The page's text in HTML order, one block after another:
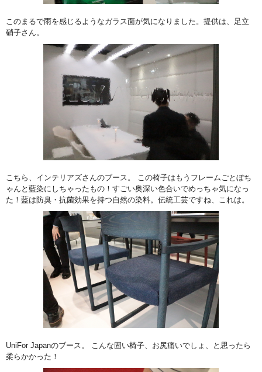
このまるで雨を感じるようなガラス面が気になりました。提供は、足立
硝子さん。
こちら、インテリアズさんのブース。 この椅子はもうフレームごとぼち
ゃんと藍染にしちゃったもの！すごい奥深い色合いでめっちゃ気になっ
た！藍は防臭・抗菌効果を持つ自然の染料。伝統工芸ですね、これは。
UniFor Japanのブース。 こんな固い椅子、お尻痛いでしょ、と思ったら
柔らかかった！